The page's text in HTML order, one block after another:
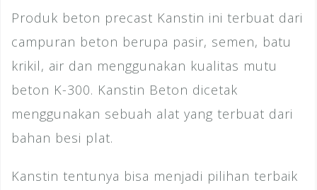
Produk beton precast Kanstin ini terbuat dari
campuran beton berupa pasir, semen, batu
krikil, air dan menggunakan kualitas mutu
beton K-300. Kanstin Beton dicetak
menggunakan sebuah alat yang terbuat dari
bahan besi plat.
Kanstin tentunya bisa menjadi pilihan terbaik